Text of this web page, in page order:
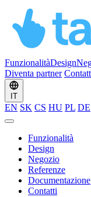
FunzionalitàDesign
Diventa partner
IT
EN SK CS HU PL DE
Funzionalità
Design
Negozio
Referenze
Documentazione
Contatti